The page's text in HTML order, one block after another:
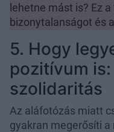
lehetne mást is? Ez
bizonytalanságot és
5. Hogy
pozitívum
szolidaritás
Az aláfotózás miatt
gyakran megerősíti